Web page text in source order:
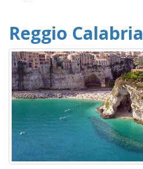
Reggio Calabria